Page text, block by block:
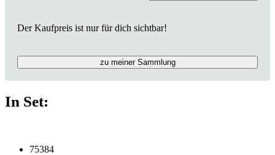
Der Kaufpreis ist nur für dich sichtbar!
zu meiner Sammlung
In Set:
75384